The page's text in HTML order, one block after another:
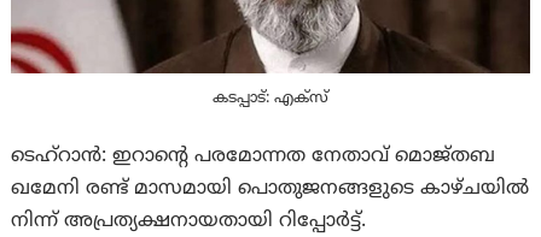
കടപ്പാട്: എക്സ്
ടെഹ്‌റാന്‍: ഇറാന്റെ പരമോന്നത നേതാവ് മൊജ്തബ
ഖമേനി രണ്ട് മാസമായി പൊതുജനങ്ങളുടെ കാഴ്ചയിൽ
നിന്ന് അപ്രത്യക്ഷനായതായി റിപ്പോര്‍ട്ട്.